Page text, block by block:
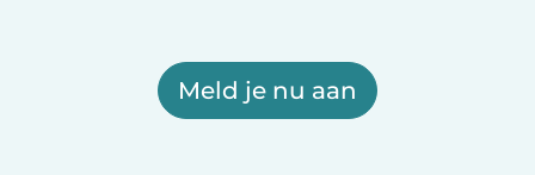
Meld je nu aan